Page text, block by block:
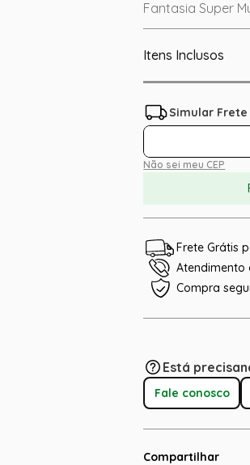
Fantasia Super
Itens Inclusos
Não sei meu CEP
Frete Grátis
Atendimento
Compra
Está
Fale conosco
Compartilhar